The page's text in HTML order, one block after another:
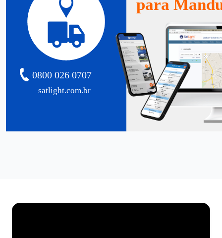
satlight.com.br
0800 026 0707
para